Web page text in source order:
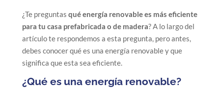
¿Te preguntas qué energía renovable es más eficiente
para tu casa prefabricada o de madera? A lo largo del
artículo te respondemos a esta pregunta, pero antes,
debes conocer qué es una energía renovable y que
significa que esta sea eficiente.
¿Qué es una energía renovable?